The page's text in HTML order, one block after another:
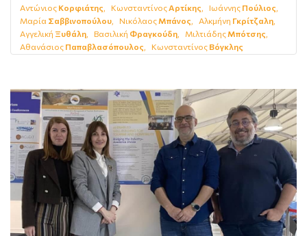
Αντώνιος Κορφιάτης Κωνσταντίνος Αρτίκης Ιωάννης Πούλιος
Μαρία Σαββινοπούλου Νικόλαος Μπάνος Αλκμήνη Γκρίτζαλη
Αγγελική Ξυθάλη Βασιλική Φραγκούδη Μιλτιάδης Μπότσης
Αθανάσιος Παπαβλασόπουλος Κωνσταντίνος Βόγκλης